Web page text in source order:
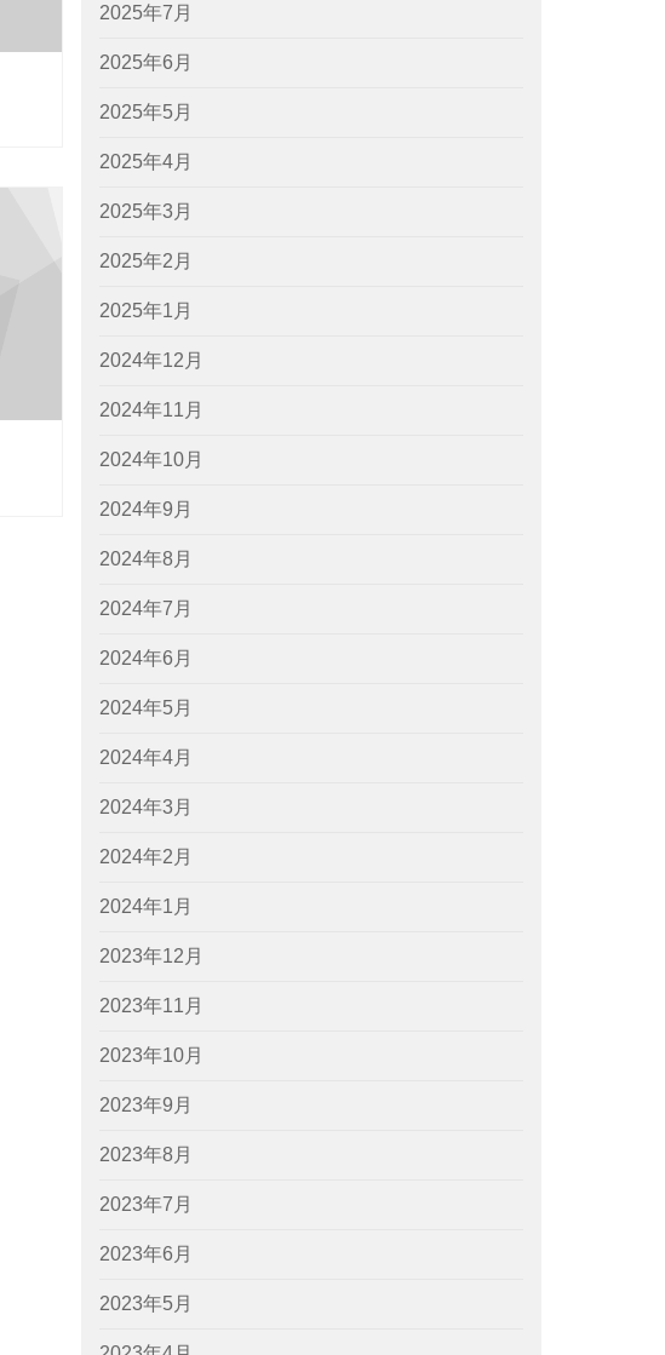
2025年7月
2025年6月
2025年5月
2025年4月
2025年3月
2025年2月
2025年1月
2024年12月
2024年11月
2024年10月
2024年9月
2024年8月
2024年7月
2024年6月
2024年5月
2024年4月
2024年3月
2024年2月
2024年1月
2023年12月
2023年11月
2023年10月
2023年9月
2023年8月
2023年7月
2023年6月
2023年5月